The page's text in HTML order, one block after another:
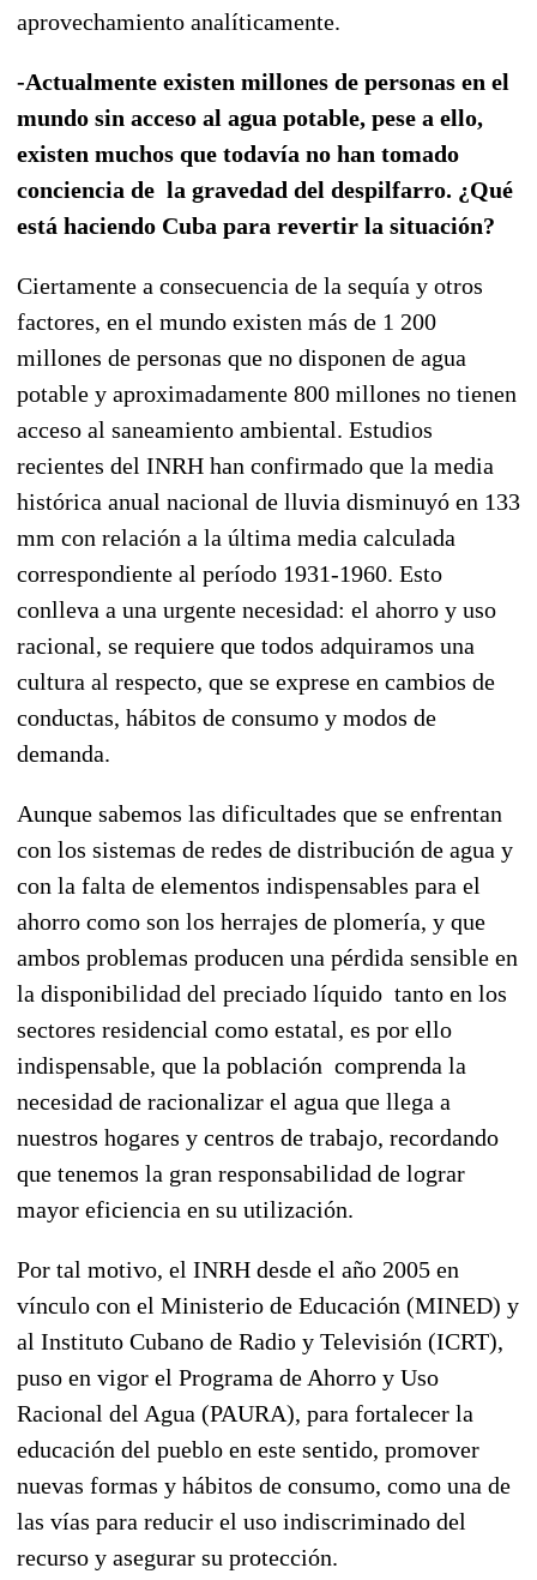
aprovechamiento analíticamente.
-Actualmente existen millones de personas en el
mundo sin acceso al agua potable, pese a ello,
existen muchos que todavía no han tomado
conciencia de la gravedad del despilfarro. ¿Qué
está haciendo Cuba para revertir la situación?
Ciertamente a consecuencia de la sequía y otros
factores, en el mundo existen más de 1 200
millones de personas que no disponen de agua
potable y aproximadamente 800 millones no tienen
acceso al saneamiento ambiental. Estudios
recientes del INRH han confirmado que la media
histórica anual nacional de lluvia disminuyó en 133
mm con relación a la última media calculada
correspondiente al período 1931-1960. Esto
conlleva a una urgente necesidad: el ahorro y uso
racional, se requiere que todos adquiramos una
cultura al respecto, que se exprese en cambios de
conductas, hábitos de consumo y modos de
demanda.
Aunque sabemos las dificultades que se enfrentan
con los sistemas de redes de distribución de agua y
con la falta de elementos indispensables para el
ahorro como son los herrajes de plomería, y que
ambos problemas producen una pérdida sensible en
la disponibilidad del preciado líquido tanto en los
sectores residencial como estatal, es por ello
indispensable, que la población comprenda la
necesidad de racionalizar el agua que llega a
nuestros hogares y centros de trabajo, recordando
que tenemos la gran responsabilidad de lograr
mayor eficiencia en su utilización.
Por tal motivo, el INRH desde el año 2005 en
vínculo con el Ministerio de Educación (MINED) y
al Instituto Cubano de Radio y Televisión (ICRT),
puso en vigor el Programa de Ahorro y Uso
Racional del Agua (PAURA), para fortalecer la
educación del pueblo en este sentido, promover
nuevas formas y hábitos de consumo, como una de
las vías para reducir el uso indiscriminado del
recurso y asegurar su protección.